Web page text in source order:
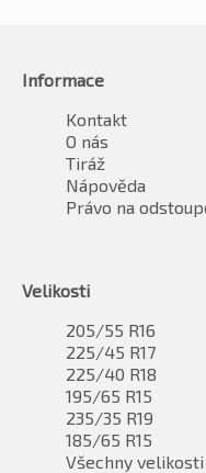
Informace
Kontakt
O nás
Tiráž
Nápověda
Právo na
Velikosti
205/55 R16
225/45 R17
225/40 R18
195/65 R15
235/35 R19
185/65 R15
Všechny